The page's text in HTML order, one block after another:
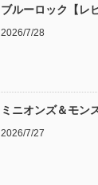
ブルーロック【レ
2026/7/28
ミニオンズ＆モン
2026/7/27